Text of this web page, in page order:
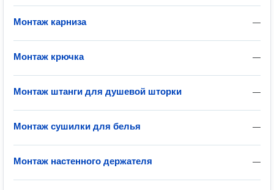
—
Монтаж карниза
—
Монтаж крючка
—
Монтаж штанги для душевой шторки
—
Монтаж сушилки для белья
—
Монтаж настенного держателя